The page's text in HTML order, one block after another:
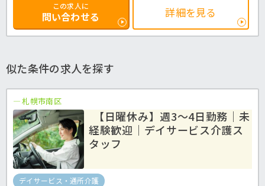
この求人に
問い合わせる 詳細を見る
似た条件の求人を探す
札幌市南区
【日曜休み】週3～4日勤務｜未
経験歓迎｜デイサービス介護ス
タッフ
デイサービス・通所介護